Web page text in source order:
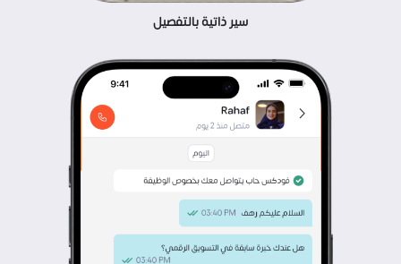
سير ذاتية بالتفصيل